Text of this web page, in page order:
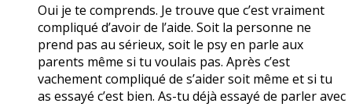
Oui je te comprends. Je trouve que c’est vraiment
compliqué d’avoir de l’aide. Soit la personne ne
prend pas au sérieux, soit le psy en parle aux
parents même si tu voulais pas. Après c’est
vachement compliqué de s’aider soit même et si tu
as essayé c’est bien. As-tu déjà essayé de parler avec